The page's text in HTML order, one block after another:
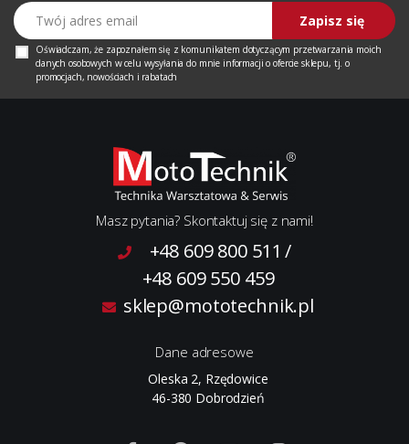
Twój adres email
Zapisz się
Oświadczam, że zapoznałem się z komunikatem dotyczącym przetwarzania moich
danych osobowych w celu wysyłania do mnie informacji o ofercie sklepu, tj. o
promocjach, nowościach i rabatach
Masz pytania? Skontaktuj się z nami!
+48 609 800 511 /
+48 609 550 459
sklep@mototechnik.pl
Dane adresowe
Oleska 2, Rzędowice
46-380 Dobrodzień